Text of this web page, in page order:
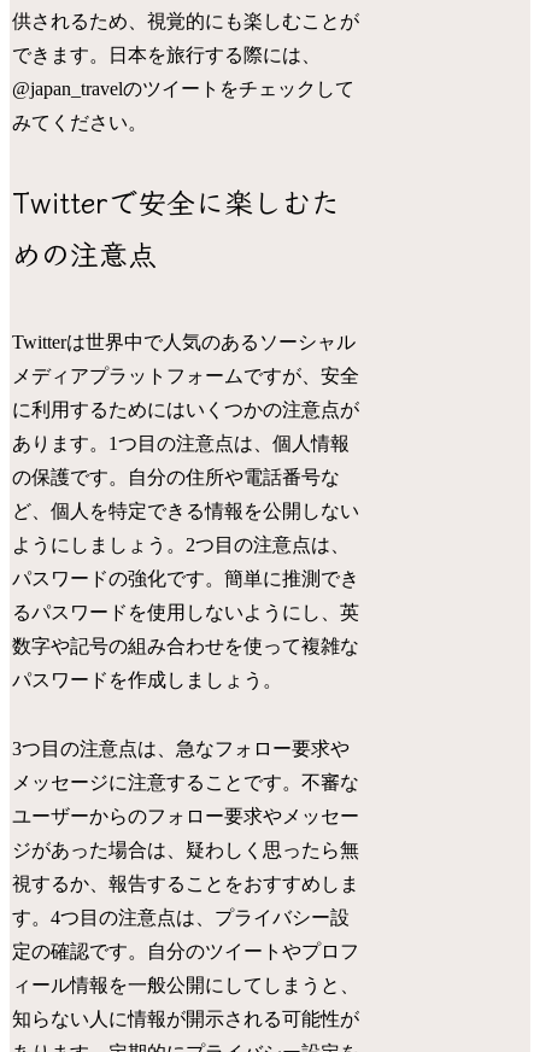
供されるため、視覚的にも楽しむことが
できます。日本を旅行する際には、
@japan_travelのツイートをチェックして
みてください。
Twitterで安全に楽しむた
めの注意点
Twitterは世界中で人気のあるソーシャル
メディアプラットフォームですが、安全
に利用するためにはいくつかの注意点が
あります。1つ目の注意点は、個人情報
の保護です。自分の住所や電話番号な
ど、個人を特定できる情報を公開しない
ようにしましょう。2つ目の注意点は、
パスワードの強化です。簡単に推測でき
るパスワードを使用しないようにし、英
数字や記号の組み合わせを使って複雑な
パスワードを作成しましょう。
3つ目の注意点は、急なフォロー要求や
メッセージに注意することです。不審な
ユーザーからのフォロー要求やメッセー
ジがあった場合は、疑わしく思ったら無
視するか、報告することをおすすめしま
す。4つ目の注意点は、プライバシー設
定の確認です。自分のツイートやプロフ
ィール情報を一般公開にしてしまうと、
知らない人に情報が開示される可能性が